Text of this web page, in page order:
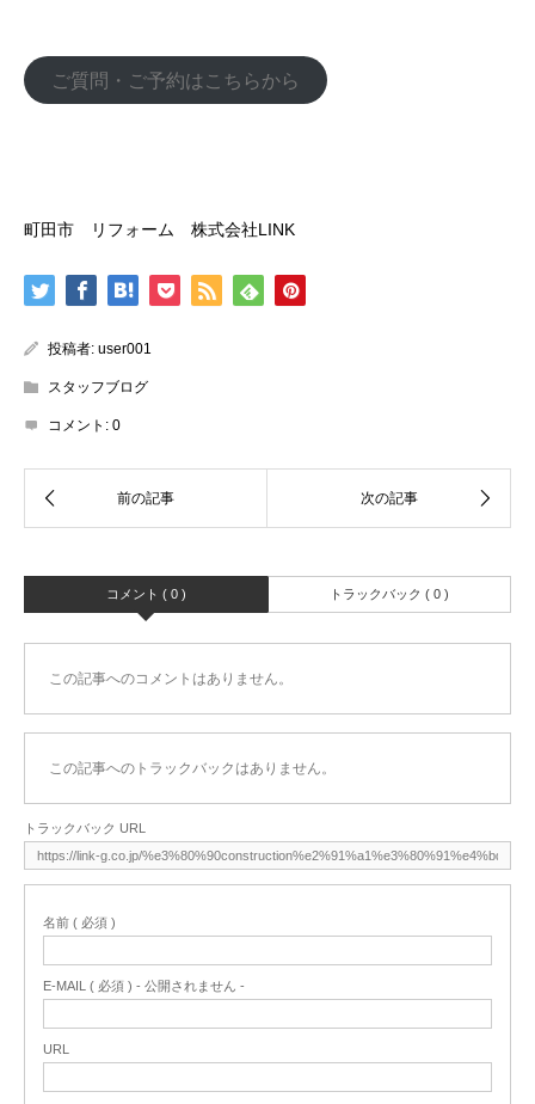
ご質問・ご予約はこちらから
町田市 リフォーム 株式会社LINK
投稿者: user001
スタッフブログ
コメント: 0
コメント ( 0 ) トラックバック ( 0 )
この記事へのコメントはありません。
この記事へのトラックバックはありません。
トラックバック URL
名前 ( 必須 )
E-MAIL ( 必須 ) - 公開されません -
URL